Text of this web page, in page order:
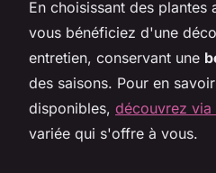
En choisissant des
vous bénéficiez d'une
entretien, conservant une
des saisons. Pour en
disponibles, découvrez via
variée qui s'offre à vous.